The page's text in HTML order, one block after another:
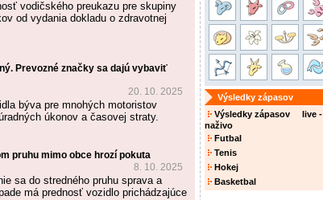
vodičského preukazu pre skupiny
od vydania dokladu o zdravotnej
Prevozné značky sa dajú vybaviť
20. 10. 2025
býva pre mnohých motoristov
úkonov a časovej straty.
pruhu mimo obce hrozí pokuta
8. 10. 2025
sa do stredného pruhu sprava a
má prednosť vozidlo prichádzajúce
Výsledky zápasov
Výsledky zápasov live -
naživo
Futbal
Tenis
Hokej
Basketbal